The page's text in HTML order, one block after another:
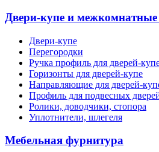
Двери-купе и межкомнатные
Двери-купе
Перегородки
Ручка профиль для дверей-
Горизонты для дверей-купе
Направляющие для дверей-
Профиль для подвесных
Ролики, доводчики, стопора
Уплотнители, шлегеля
Мебельная фурнитура